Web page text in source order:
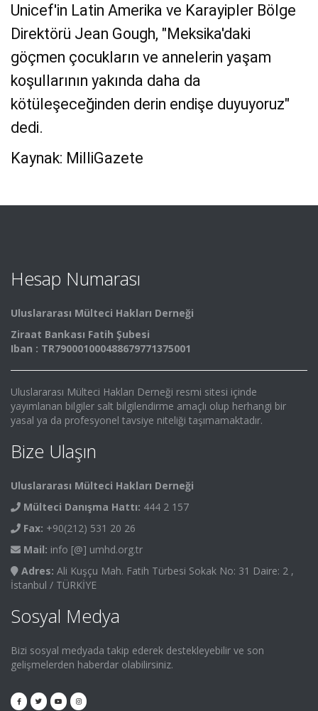
Unicef'in Latin Amerika ve Karayipler Bölge
Direktörü Jean Gough, "Meksika'daki
göçmen çocukların ve annelerin yaşam
koşullarının yakında daha da
kötüleşeceğinden derin endişe duyuyoruz"
dedi.
Kaynak: MilliGazete
Hesap Numarası
Uluslararası Mülteci Hakları Derneği
Ziraat Bankası Fatih Şubesi
Iban : TR790001000488679771375001
Uluslararası Mülteci Hakları Derneği resmi sitesi içinde
yayımlanan bilgiler salt bilgilendirme amaçlı olup herhangi bir
yasal ya da profesyonel tavsiye niteliği taşımamaktadır.
Bize Ulaşın
Uluslararası Mülteci Hakları Derneği
Mülteci Danışma Hattı: 444 2 157
Fax: +90(212) 531 20 26
Mail: info [@] umhd.org.tr
Adres: Ali Kuşçu Mah. Fatih Türbesi Sokak No: 31 Daire: 2 ,
İstanbul / TÜRKİYE
Sosyal Medya
Bizi sosyal medyada takip ederek destekleyebilir ve son
gelişmelerden haberdar olabilirsiniz.